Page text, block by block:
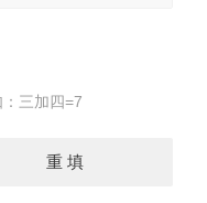
三加四=7